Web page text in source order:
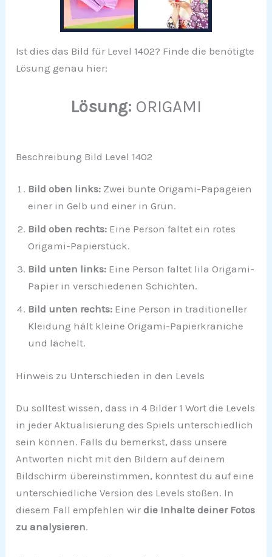
Ist dies das Bild für Level 1402? Finde die benötigte
Lösung genau hier:
Lösung: ORIGAMI
Beschreibung Bild Level 1402
Bild oben links: Zwei bunte Origami-Papageien
einer in Gelb und einer in Grün.
Bild oben rechts: Eine Person faltet ein rotes
Origami-Papierstück.
Bild unten links: Eine Person faltet lila Origami-
Papier in verschiedenen Schichten.
Bild unten rechts: Eine Person in traditioneller
Kleidung hält kleine Origami-Papierkraniche
und lächelt.
Hinweis zu Unterschieden in den Levels
Du solltest wissen, dass in 4 Bilder 1 Wort die Levels
in jeder Aktualisierung des Spiels unterschiedlich
sein können. Falls du bemerkst, dass unsere
Antworten nicht mit den Bildern auf deinem
Bildschirm übereinstimmen, könntest du auf eine
unterschiedliche Version des Levels stoßen. In
diesem Fall empfehlen wirdie Inhalte deiner Fotos
zu analysieren.